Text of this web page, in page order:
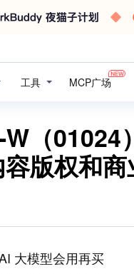
工具 MCP广场
（
版权和
大模型会用再买